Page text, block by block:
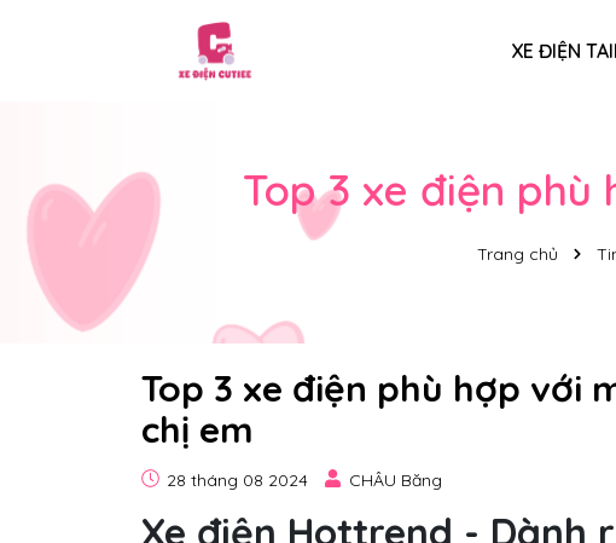
XE ĐIỆN
Top 3 xe điện
Trang chủ
Top 3 xe điện phù hợp với
chị em
28 tháng 08 2024 CHÂU Băng
Xe điện Hottrend - Dành